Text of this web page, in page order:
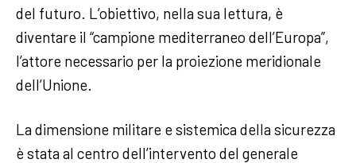
del futuro. L’obiettivo, nella sua lettura, è
diventare il “campione mediterraneo dell’Europa”,
l’attore necessario per la proiezione meridionale
dell’Unione.
La dimensione militare e sistemica della sicurezza
è stata al centro dell’intervento del generale